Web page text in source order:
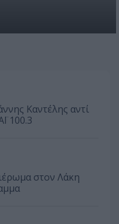
Καντέλης αντί
100.3
στον Λάκη